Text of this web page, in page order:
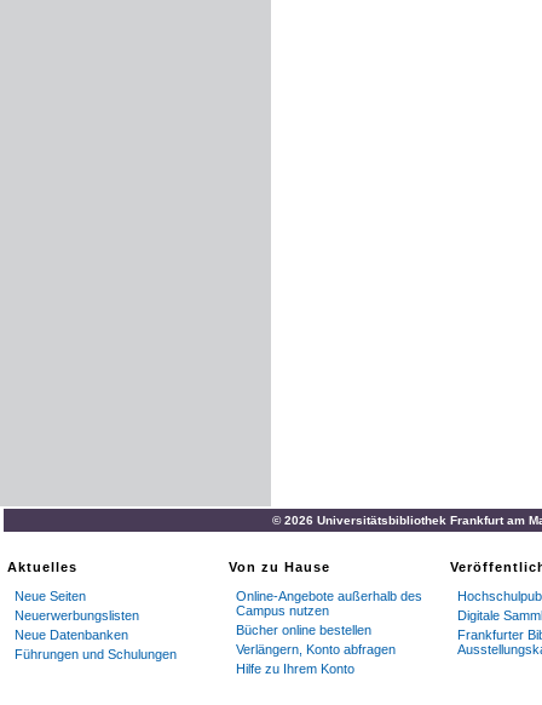
© 2026 Universitätsbibliothek Frankfurt am
Aktuelles
Neue Seiten
Neuerwerbungslisten
Neue Datenbanken
Führungen und Schulungen
Von zu Hause
Online-Angebote außerhalb des
Campus nutzen
Bücher online bestellen
Verlängern, Konto abfragen
Hilfe zu Ihrem Konto
Digitale
Frankfurter